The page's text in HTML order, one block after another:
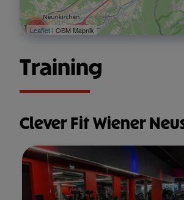
2
Leaflet| OSM Mapnik
Training
Clever Fit Wiener